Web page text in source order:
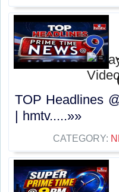
TOP Headlines
| hmtv.....»»
CATEGORY: